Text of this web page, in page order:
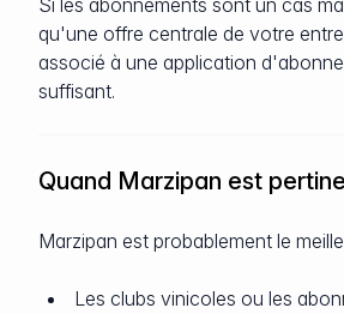
Si les abonnements sont un cas
qu'une offre centrale de votre
associé à une application
suffisant.
Quand Marzipan est
Marzipan est probablement le
Les clubs vinicoles ou les